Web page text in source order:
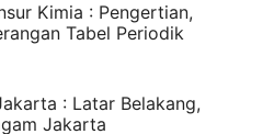
Kimia : Pengertian,
Tabel Periodik
: Latar Belakang,
Jakarta